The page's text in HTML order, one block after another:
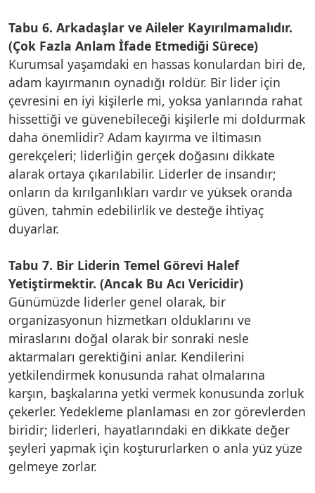
Tabu 6. Arkadaşlar ve Aileler Kayırılmamalıdır.
(Çok Fazla Anlam İfade Etmediği Sürece)
Kurumsal yaşamdaki en hassas konulardan biri de,
adam kayırmanın oynadığı roldür. Bir lider için
çevresini en iyi kişilerle mi, yoksa yanlarında rahat
hissettiği ve güvenebileceği kişilerle mi doldurmak
daha önemlidir? Adam kayırma ve iltimasın
gerekçeleri; liderliğin gerçek doğasını dikkate
alarak ortaya çıkarılabilir. Liderler de insandır;
onların da kırılganlıkları vardır ve yüksek oranda
güven, tahmin edebilirlik ve desteğe ihtiyaç
duyarlar.
Tabu 7. Bir Liderin Temel Görevi Halef
Yetiştirmektir. (Ancak Bu Acı Vericidir)
Günümüzde liderler genel olarak, bir
organizasyonun hizmetkarı olduklarını ve
miraslarını doğal olarak bir sonraki nesle
aktarmaları gerektiğini anlar. Kendilerini
yetkilendirmek konusunda rahat olmalarına
karşın, başkalarına yetki vermek konusunda zorluk
çekerler. Yedekleme planlaması en zor görevlerden
biridir; liderleri, hayatlarındaki en dikkate değer
şeyleri yapmak için koştururlarken o anla yüz yüze
gelmeye zorlar.